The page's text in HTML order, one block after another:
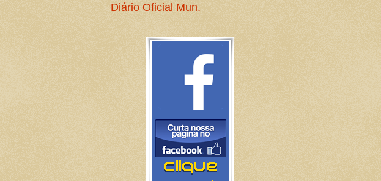
Diário Oficial Mun.